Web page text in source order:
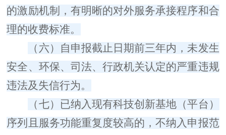
的激励机制，有明晰的对外服务承接程序和合
理的收费标准。
（六）
自申报截止日期前三年内，未发生
安全、环保、司法、行政机关认定的严重违规
违法及失信行为。
（七） 已纳入现有科技创新基地（平台）
序列且服务功能重复度较高的，不纳入申报范